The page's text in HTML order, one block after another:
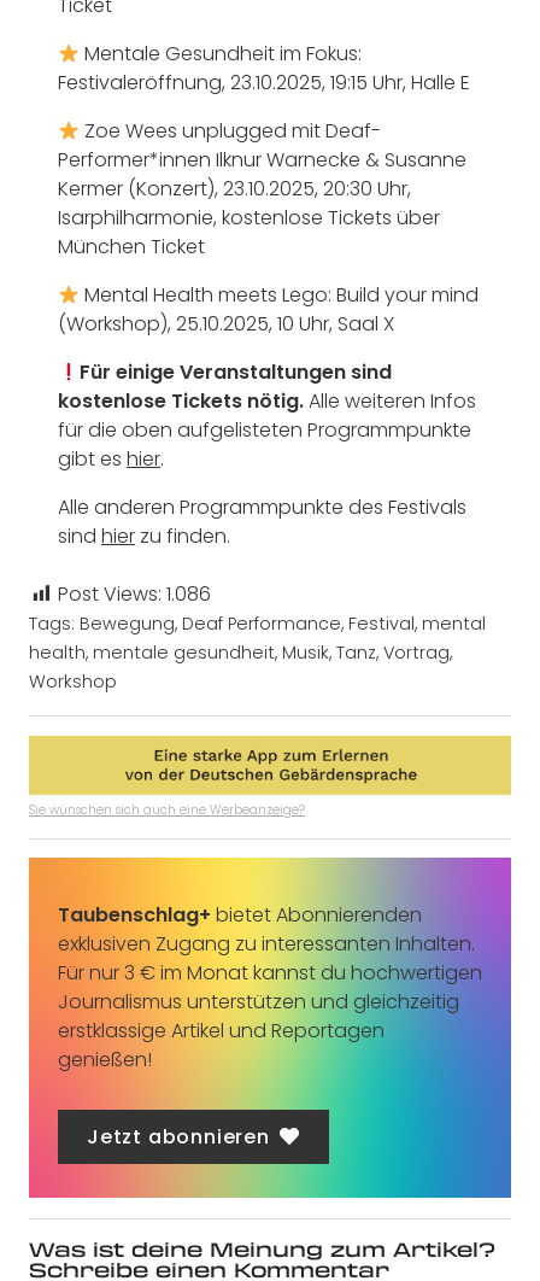
Mentale Gesundheit im Fokus:
Festivaleröffnung, 23.10.2025, 19:15 Uhr, Halle E
Zoe Wees unplugged mit Deaf-
Performer*innen Ilknur Warnecke & Susanne
Kermer (Konzert), 23.10.2025, 20:30 Uhr,
Isarphilharmonie, kostenlose Tickets über
München Ticket
Mental Health meets Lego: Build your mind
(Workshop), 25.10.2025, 10 Uhr, Saal X
Für einige Veranstaltungen sind
kostenlose Tickets nötig.Alle weiteren Infos
für die oben aufgelisteten Programmpunkte
gibt es hier.
Alle anderen Programmpunkte des Festivals
sind hier zu finden.
Post Views: 1.086
Tags: Bewegung, Deaf Performance, Festival, mental
health, mentale gesundheit, Musik, Tanz, Vortrag,
Workshop
Sie wünschen sich auch eine Werbeanzeige?
Taubenschlag+ bietet Abonnierenden
exklusiven Zugang zu interessanten Inhalten.
Für nur 3 € im Monat kannst du hochwertigen
Journalismus unterstützen und gleichzeitig
erstklassige Artikel und Reportagen
genießen!
Jetzt abonnieren
Was ist deine Meinung zum Artikel?
Schreibe einen Kommentar